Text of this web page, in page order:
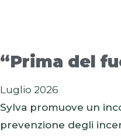
“Prima del
Luglio 2026
Sylva promuove un
prevenzione degli